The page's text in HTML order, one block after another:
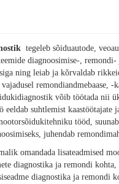
tegeleb sõiduautode,
diagnoosimise-, remondi-
ning leiab ja kõrvaldab
vajadusel remondiandmebaase, -
võib töötada nii
eeldab suhtlemist kaastöötajate
tööd,
juhendab
omandada lisateadmised
diagnostika ja remondi kohta,
diagnostika ja remondi